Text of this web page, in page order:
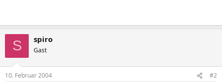
S spiro
Gast
10. Februar 2004 #2